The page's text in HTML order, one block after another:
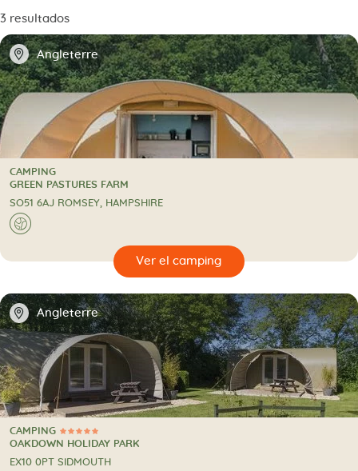
3 resultados
📍 Angleterre
CAMPING
CAMPING
GREEN PASTURES FARM
SO51 6AJ ROMSEY, HAMPSHIRE
🌍
🔍
📍 Angleterre
5 Estrellas
CAMPING
CAMPING
OAKDOWN HOLIDAY PARK
EX10 0PT SIDMOUTH